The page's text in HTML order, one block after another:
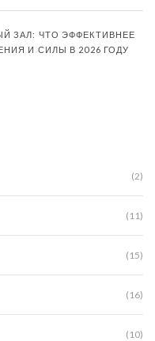
ЗАЛ: ЧТО ЭФФЕКТИВНЕЕ
И СИЛЫ В 2026 ГОДУ
(2)
(11)
(15)
(16)
(10)